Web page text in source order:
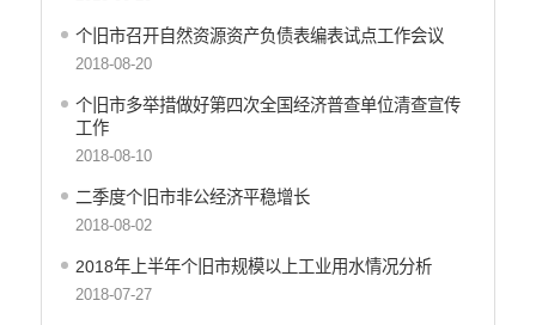
权责清单
行政许可
行政处罚和行政强制
减税降费
稳岗就业
乡村振兴
生态环境
医疗卫生
个旧市召开自然资源资产负债表编表试点工作会议
2018-08-20
个旧市多举措做好第四次全国经济普查单位清查宣传
工作
2018-08-10
二季度个旧市非公经济平稳增长
2018-08-02
2018年上半年个旧市规模以上工业用水情况分析
2018-07-27